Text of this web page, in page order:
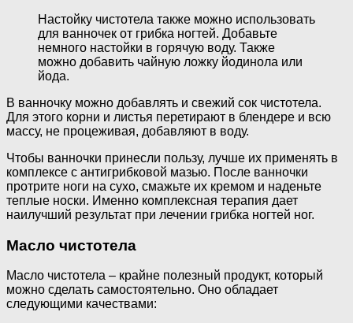
Настойку чистотела также можно использовать
для ванночек от грибка ногтей. Добавьте
немного настойки в горячую воду. Также
можно добавить чайную ложку йодинола или
йода.
В ванночку можно добавлять и свежий сок чистотела.
Для этого корни и листья перетирают в блендере и всю
массу, не процеживая, добавляют в воду.
Чтобы ванночки принесли пользу, лучше их применять в
комплексе с антигрибковой мазью. После ванночки
протрите ноги на сухо, смажьте их кремом и наденьте
теплые носки. Именно комплексная терапия дает
наилучший результат при лечении грибка ногтей ног.
Масло чистотела
Масло чистотела – крайне полезный продукт, который
можно сделать самостоятельно. Оно обладает
следующими качествами: